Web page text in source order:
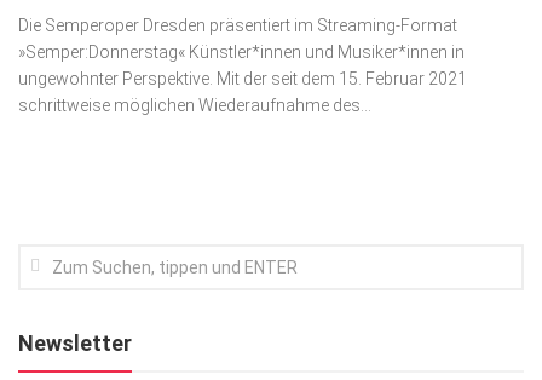
Gesellschaft
Kunst & Kultur
Lifestyle
SACHSEN IN PARIS
Die Semperoper Dresden präsentiert im Streaming-Format
»Semper:Donnerstag« Künstler*innen und Musiker*innen in
ungewohnter Perspektive. Mit der seit dem 15. Februar 2021
schrittweise möglichen Wiederaufnahme des...
Newsletter